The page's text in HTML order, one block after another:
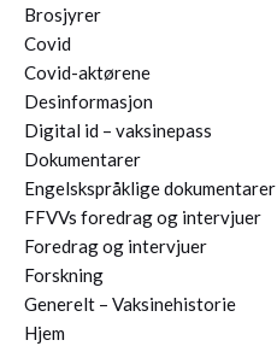
Brosjyrer
Covid
Covid-aktørene
Desinformasjon
Digital id – vaksinepass
Dokumentarer
Engelskspråklige dokumentarer
FFVVs foredrag og intervjuer
Foredrag og intervjuer
Forskning
Generelt – Vaksinehistorie
Hjem